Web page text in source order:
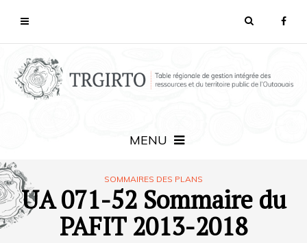
MENU
SOMMAIRES DES PLANS
UA 071-52 Sommaire du
PAFIT 2013-2018